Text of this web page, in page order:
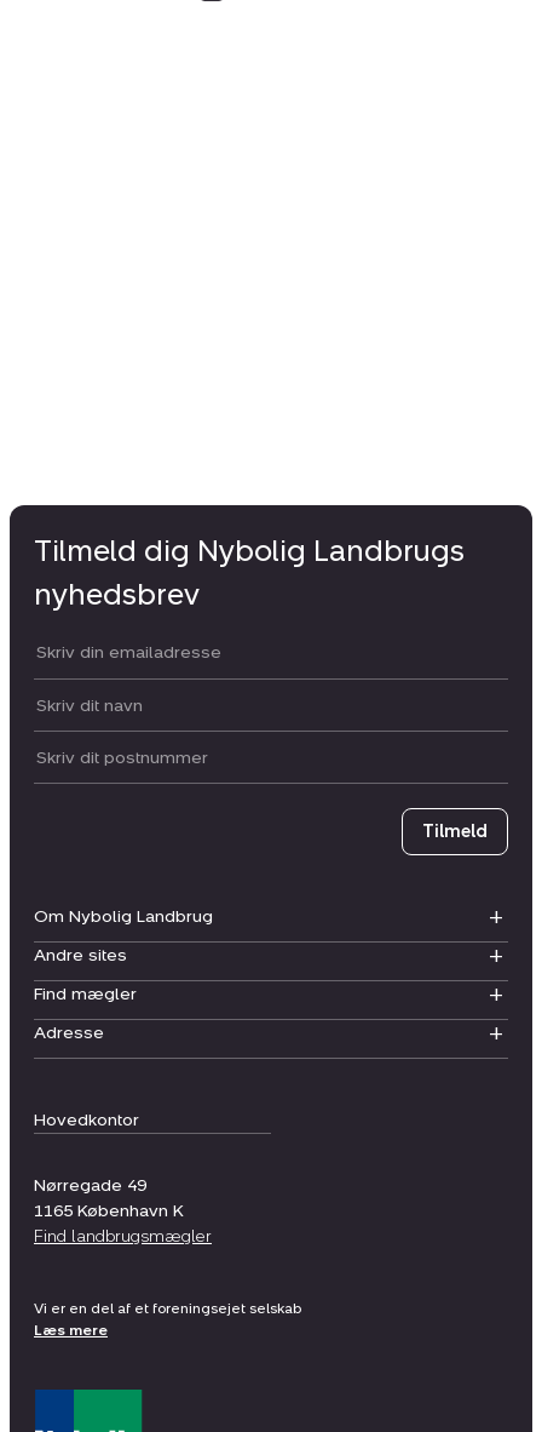
Hovedkontor
Nørregade 49
1165 København K
Find landbrugsmægler
Om Nybolig Landbrug
Andre sites
Find mægler
Adresse
Tilmeld dig Nybolig Landbrugs
nyhedsbrev
Din email:
Dit navn:
Postnummer
Tilmeld
Vi er en del af et foreningsejet selskab
Læs mere